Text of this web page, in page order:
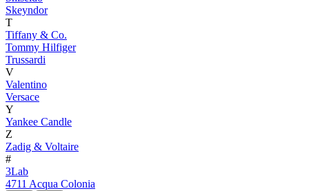
Skeyndor
T
Tiffany & Co.
Tommy Hilfiger
Trussardi
V
Valentino
Versace
Y
Yankee Candle
Z
Zadig & Voltaire
#
3Lab
4711 Acqua Colonia